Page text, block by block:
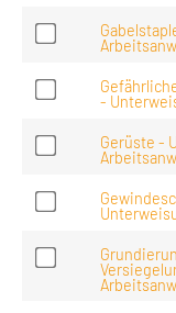
-
Gerüste -